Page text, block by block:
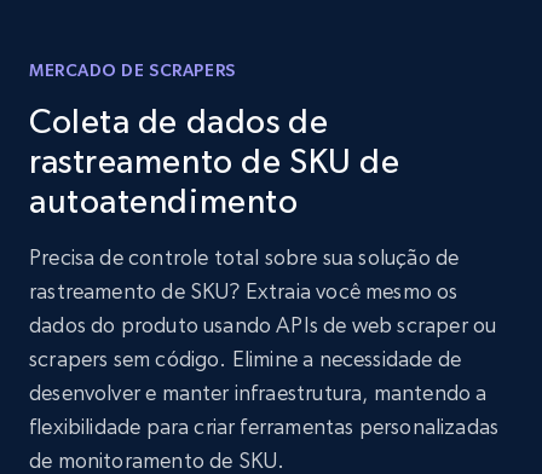
MERCADO DE SCRAPERS
Coleta de dados de
rastreamento de SKU de
autoatendimento
Precisa de controle total sobre sua solução de
rastreamento de SKU? Extraia você mesmo os
dados do produto usando APIs de web scraper ou
scrapers sem código. Elimine a necessidade de
desenvolver e manter infraestrutura, mantendo a
flexibilidade para criar ferramentas personalizadas
de monitoramento de SKU.